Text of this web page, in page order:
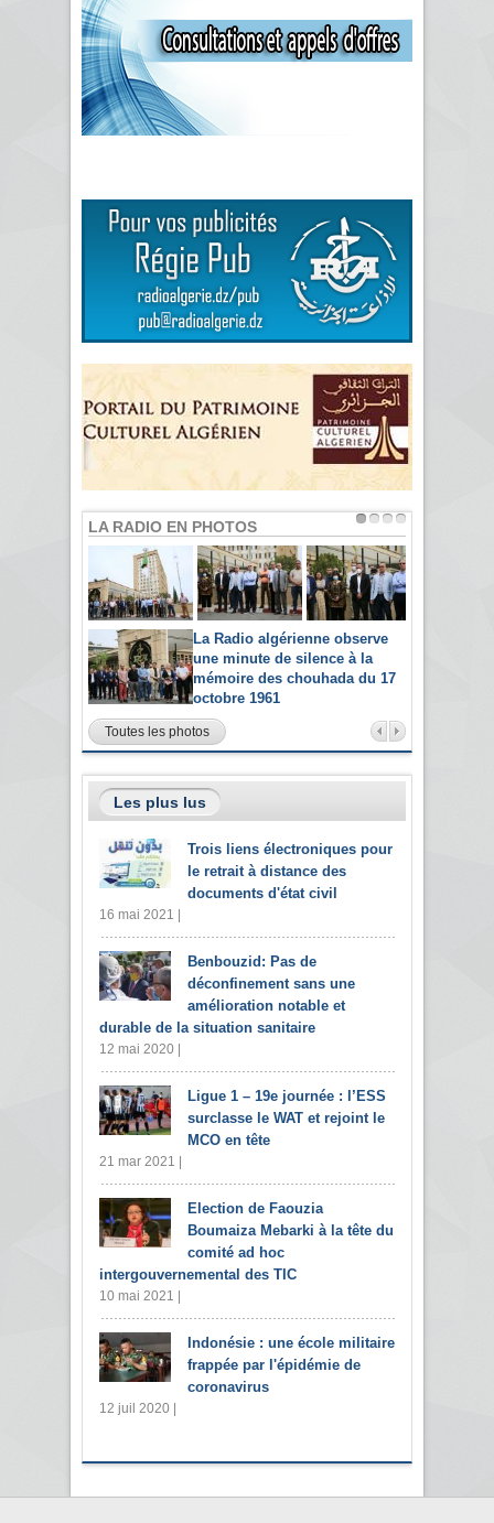
LA RADIO EN PHOTOS
La Radio algérienne observe
une minute de silence à la
mémoire des chouhada du 17
octobre 1961
Toutes les photos
Les plus lus
Trois liens électroniques pour
le retrait à distance des
documents d'état civil
16 mai 2021 |
Benbouzid: Pas de
déconfinement sans une
amélioration notable et
durable de la situation sanitaire
12 mai 2020 |
Ligue 1 – 19e journée : l’ESS
surclasse le WAT et rejoint le
MCO en tête
21 mar 2021 |
Election de Faouzia
Boumaiza Mebarki à la tête du
comité ad hoc
intergouvernemental des TIC
10 mai 2021 |
Indonésie : une école militaire
frappée par l'épidémie de
coronavirus
12 juil 2020 |